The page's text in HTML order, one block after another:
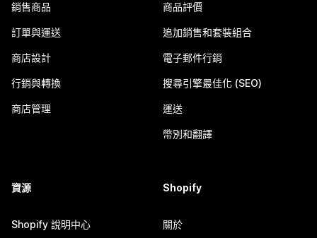
銷售商品
訂單與運送
商店設計
行銷與轉換
商店管理
商品評價
追加銷售和套裝組合
電子郵件行銷
搜尋引擎最佳化 (SEO)
運送
幣別和翻譯
資源
Shopify 說明中心
Shopify
關於